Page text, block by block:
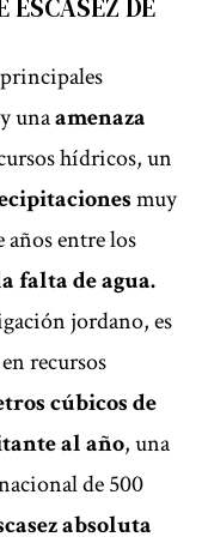
ESCASEZ DE
unaamenaza
hídricos, un
muy
años entre los
falta de agua.
jordano, es
recursos
cúbicos de
al año, una
de 500
absoluta